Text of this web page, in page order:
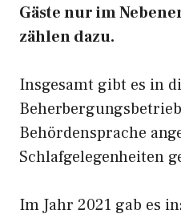
Gäste nur im
zählen dazu.
Insgesamt gibt es in
Behördensprache
Schlafgelegenheiten
Im Jahr 2021 gab es